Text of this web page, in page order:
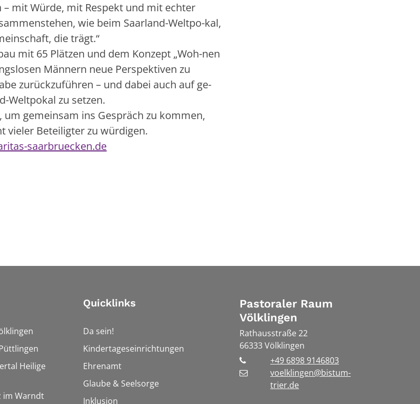
mit Würde, mit Respekt und mit echter
wie beim Saarland-Weltpo-kal,
die trägt.“
mit 65 Plätzen und dem Konzept „Woh-nen
Männern neue Perspektiven zu
zurückzuführen – und dabei auch auf ge-
Weltpokal zu setzen.
um gemeinsam ins Gespräch zu kommen,
vieler Beteiligter zu würdigen.
saarbruecken.de
Heilige
im Warndt
Quicklinks
Da sein!
Kindertageseinrichtungen
Ehrenamt
Glaube & Seelsorge
Inklusion
Pastoraler Raum
Völklingen
Rathausstraße 22
66333 Völklingen
+49 6898 9146803
voelklingen@bistum-
trier.de